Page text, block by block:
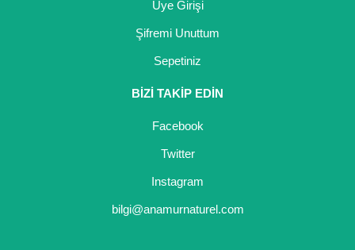
Üye Girişi
Şifremi Unuttum
Sepetiniz
BİZİ TAKİP EDİN
Facebook
Twitter
Instagram
bilgi@anamurnaturel.com